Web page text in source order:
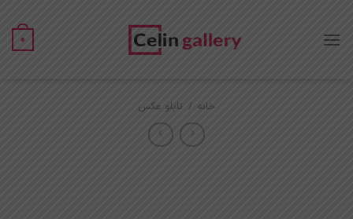
content
0
خانه / تابلو عکس